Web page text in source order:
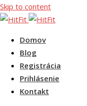
Skip to content
Domov
Blog
Registrácia
Prihlásenie
Kontakt